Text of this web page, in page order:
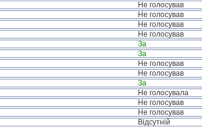
Не голосував
Не голосував
Не голосував
Не голосував
За
За
Не голосував
Не голосував
За
Не голосувала
Не голосував
Не голосував
Відсутній